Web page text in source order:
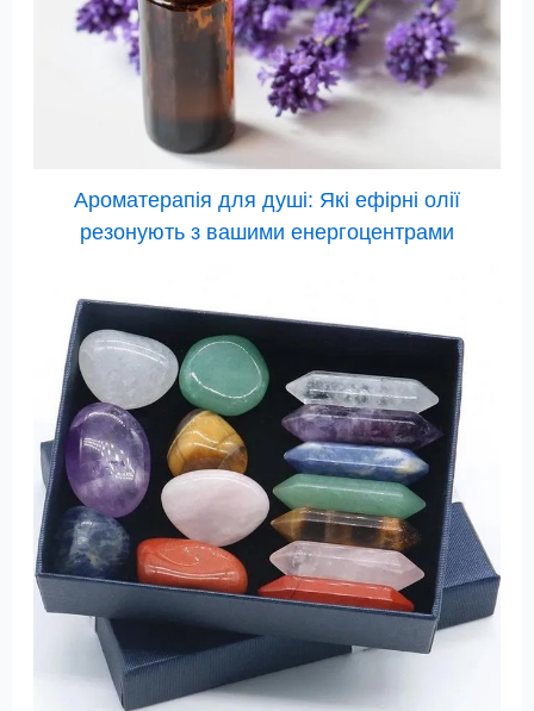
Ароматерапія для душі: Які ефірні олії
резонують з вашими енергоцентрами